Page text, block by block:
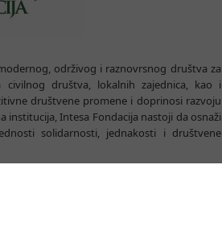
održivog i raznovrsnog društva za
društva, lokalnih zajednica, kao i
društvene promene i doprinosi razvoju
Intesa Fondacija nastoji da osnaži
solidarnosti, jednakosti i društvene